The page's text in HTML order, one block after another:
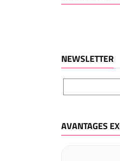
NEWSLETTER
AVANTAGES